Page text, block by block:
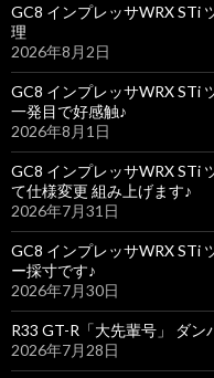
GC8 インプレッサWRX
理
2026年8月2日
GC8 インプレッサWRX
一発目で好感触♪
2026年8月1日
GC8 インプレッサWRX
て仕様変更 組み上げます♪
2026年7月31日
GC8 インプレッサWRX
ー採寸です♪
2026年7月30日
R33 GT-R「大先輩号」 ダ
2026年7月28日